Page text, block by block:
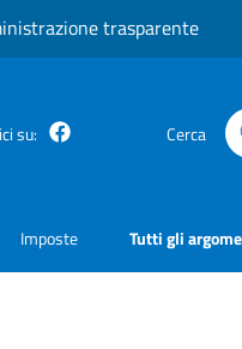
trasparente
su: Facebook Cerca
Imposte Tutti gli